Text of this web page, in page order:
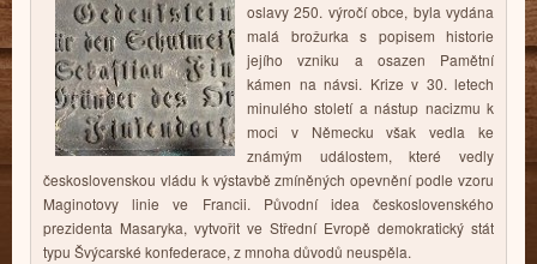
oslavy 250. výročí obce, byla vydána
malá brožurka s popisem historie
jejího vzniku a osazen Pamětní
kámen na návsi. Krize v 30. letech
minulého století a nástup nacizmu k
moci v Německu však vedla ke
známým událostem, které vedly
československou vládu k výstavbě zmíněných opevnění podle vzoru
Maginotovy linie ve Francii. Původní idea československého
prezidenta Masaryka, vytvořit ve Střední Evropě demokratický stát
typu Švýcarské konfederace, z mnoha důvodů neuspěla.